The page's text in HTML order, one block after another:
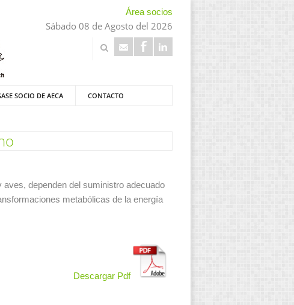
Área socios
Sábado 08 de Agosto del 2026
SOCIO DE AECA CONTACTO
dependen del suministro adecuado
metabólicas de la energía
Descargar Pdf